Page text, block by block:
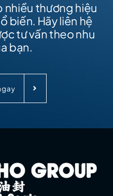
nhiều thương hiệu
biến. Hãy liên hệ
tư vấn theo nhu
bạn.